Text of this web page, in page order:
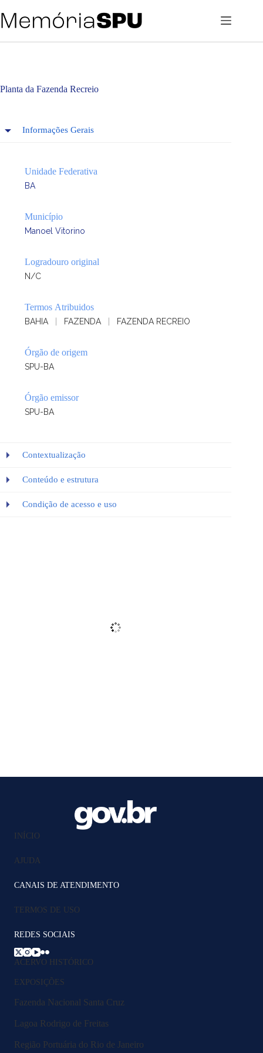
para
o
Planta da Fazenda Recreio
Informações Gerais
Unidade Federativa
BA
Município
Manoel Vitorino
Logradouro original
N/C
Termos Atribuidos
BAHIA FAZENDA FAZENDA RECREIO
Órgão de origem
SPU-BA
Órgão emissor
SPU-BA
Contextualização
Conteúdo e estrutura
Condição de acesso e uso
INÍCIO
AJUDA
CANAIS DE ATENDIMENTO
TERMOS DE USO
REDES SOCIAIS
ACERVO HISTÓRICO
EXPOSIÇÕES
Fazenda Nacional Santa Cruz
Lagoa Rodrigo de Freitas
Região Portuária do Rio de Janeiro